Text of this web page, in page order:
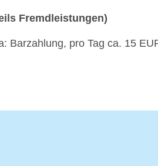
Fremdleistungen)
Barzahlung, pro Tag ca. 15